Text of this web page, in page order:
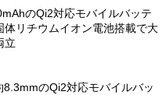
のQi2対応モバイルバッテ
リチウムイオン電池搭載で大
立
のQi2対応モバイルバッ